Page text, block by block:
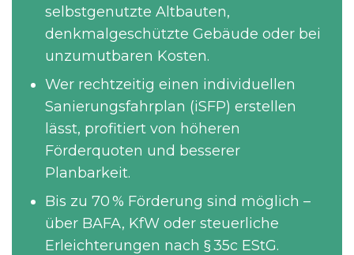
selbstgenutzte Altbauten,
denkmalgeschützte Gebäude oder bei
unzumutbaren Kosten.
Wer rechtzeitig einen individuellen
Sanierungsfahrplan (iSFP) erstellen
lässt, profitiert von höheren
Förderquoten und besserer
Planbarkeit.
Bis zu 70 % Förderung sind möglich –
über BAFA, KfW oder steuerliche
Erleichterungen nach § 35c EStG.